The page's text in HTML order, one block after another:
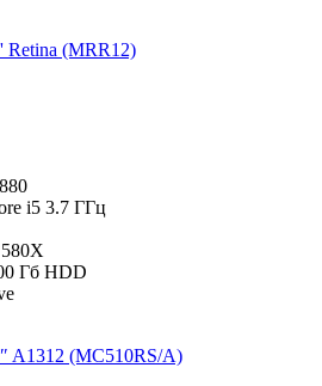
(MRR12)
i5 3.7 ГГц
Гб HDD
A1312 (MC510RS/A)